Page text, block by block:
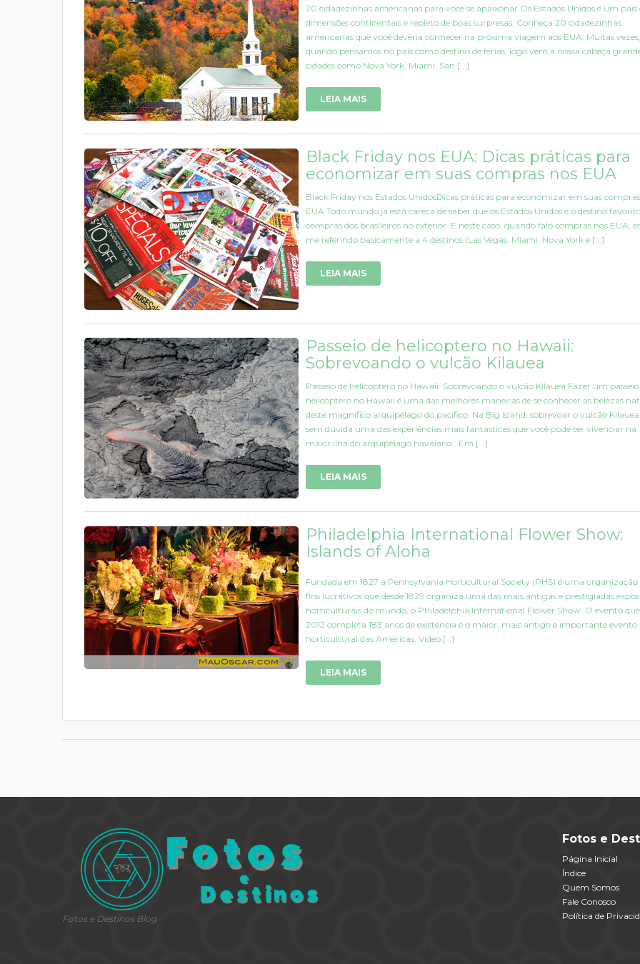
20 cidadezinhas americanas para você se apaixonar Os Estados Unidos é um país
dimensões continentais e repleto de boas surpresas. Conheça 20 cidadezinhas
americanas que você deveria conhecer na próxima viagem aos EUA. Muitas vezes,
quando pensamos no país como destino de férias, logo vem a nossa cabeça
cidades como Nova York, Miami, San [...]
LEIA MAIS
Black Friday nos EUA: Dicas práticas para
economizar em suas compras nos EUA
Black Friday nos Estados UnidosDicas práticas para economizar em suas
EUA Todo mundo já está careca de saber que os Estados Unidos é o destino
compras dos brasileiros no exterior. E neste caso, quando falo compras nos EUA,
me referindo basicamente a 4 destinos (Las Vegas, Miami, Nova York e [...]
LEIA MAIS
Passeio de helicoptero no Hawaii:
Sobrevoando o vulcão Kilauea
Passeio de helicoptero no Hawaii: Sobrevoando o vulcão Kilauea Fazer um
helicoptero no Hawaii é uma das melhores maneiras de se conhecer as belezas
deste magnífico arquipélago do pacífico. Na Big Island, sobrevoar o vulcão Kilauea
sem dúvida uma das experiências mais fantásticas que você pode ter vivenciar na
maior ilha do arquipélago havaiano . Em [...]
LEIA MAIS
Philadelphia International Flower Show:
Islands of Aloha
Fundada em 1827 a Pennsylvania Horticultural Society (PHS) é uma organização
fins lucrativos que desde 1829 organiza uma das mais antigas e prestigiadas
horticulturais do mundo, o Philadelphia International Flower Show. O evento
2012 completa 183 anos de existência é o maior, mais antigo e importante evento
horticultural das Américas. Video […]
LEIA MAIS
Fotos e Destinos Blog
Fotos e
Página Inicial
Índice
Quem Somos
Fale Conosco
Política de